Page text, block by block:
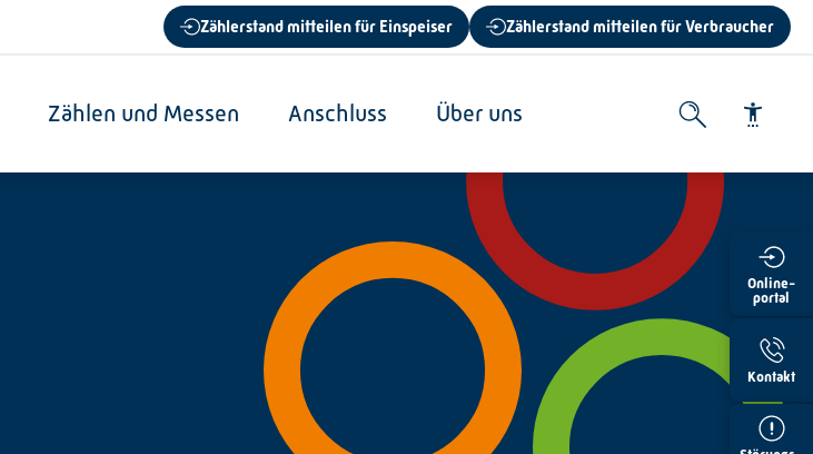
Zählerstand mitteilen für Einspeiser Zählerstand mitteilen für Verbraucher
Zählen und Messen Anschluss Über uns
Online-
portal
Kontakt
Schrift vergrößern
Schrift verkleinern
Wortabstand vergrößern
Wortabstand verkleinern